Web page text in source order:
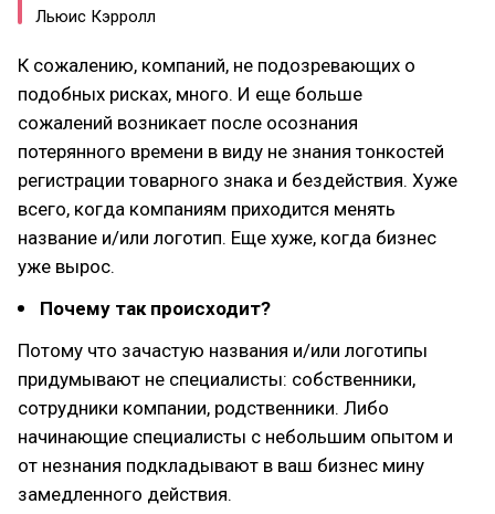
Льюис Кэрролл
К сожалению, компаний, не подозревающих о
подобных рисках, много. И еще больше
сожалений возникает после осознания
потерянного времени в виду не знания тонкостей
регистрации товарного знака и бездействия. Хуже
всего, когда компаниям приходится менять
название и/или логотип. Еще хуже, когда бизнес
уже вырос.
Почему так происходит?
Потому что зачастую названия и/или логотипы
придумывают не специалисты: собственники,
сотрудники компании, родственники. Либо
начинающие специалисты с небольшим опытом и
от незнания подкладывают в ваш бизнес мину
замедленного действия.